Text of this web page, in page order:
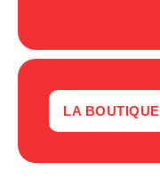
LA BOUTIQUE